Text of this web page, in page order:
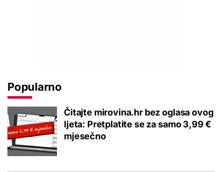
Popularno
Čitajte mirovina.hr bez oglasa ovog
ljeta: Pretplatite se za samo 3,99 €
mjesečno